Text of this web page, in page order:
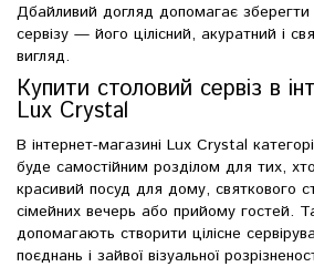
Дбайливий догляд допомагає зберегти
сервізу — його цілісний, акуратний і
вигляд.
Купити столовий сервіз в
Lux Crystal
В інтернет-магазині Lux Crystal
буде самостійним розділом для тих,
красивий посуд для дому, святкового
сімейних вечерь або прийому гостей.
допомагають створити цілісне
поєднань і зайвої візуальної